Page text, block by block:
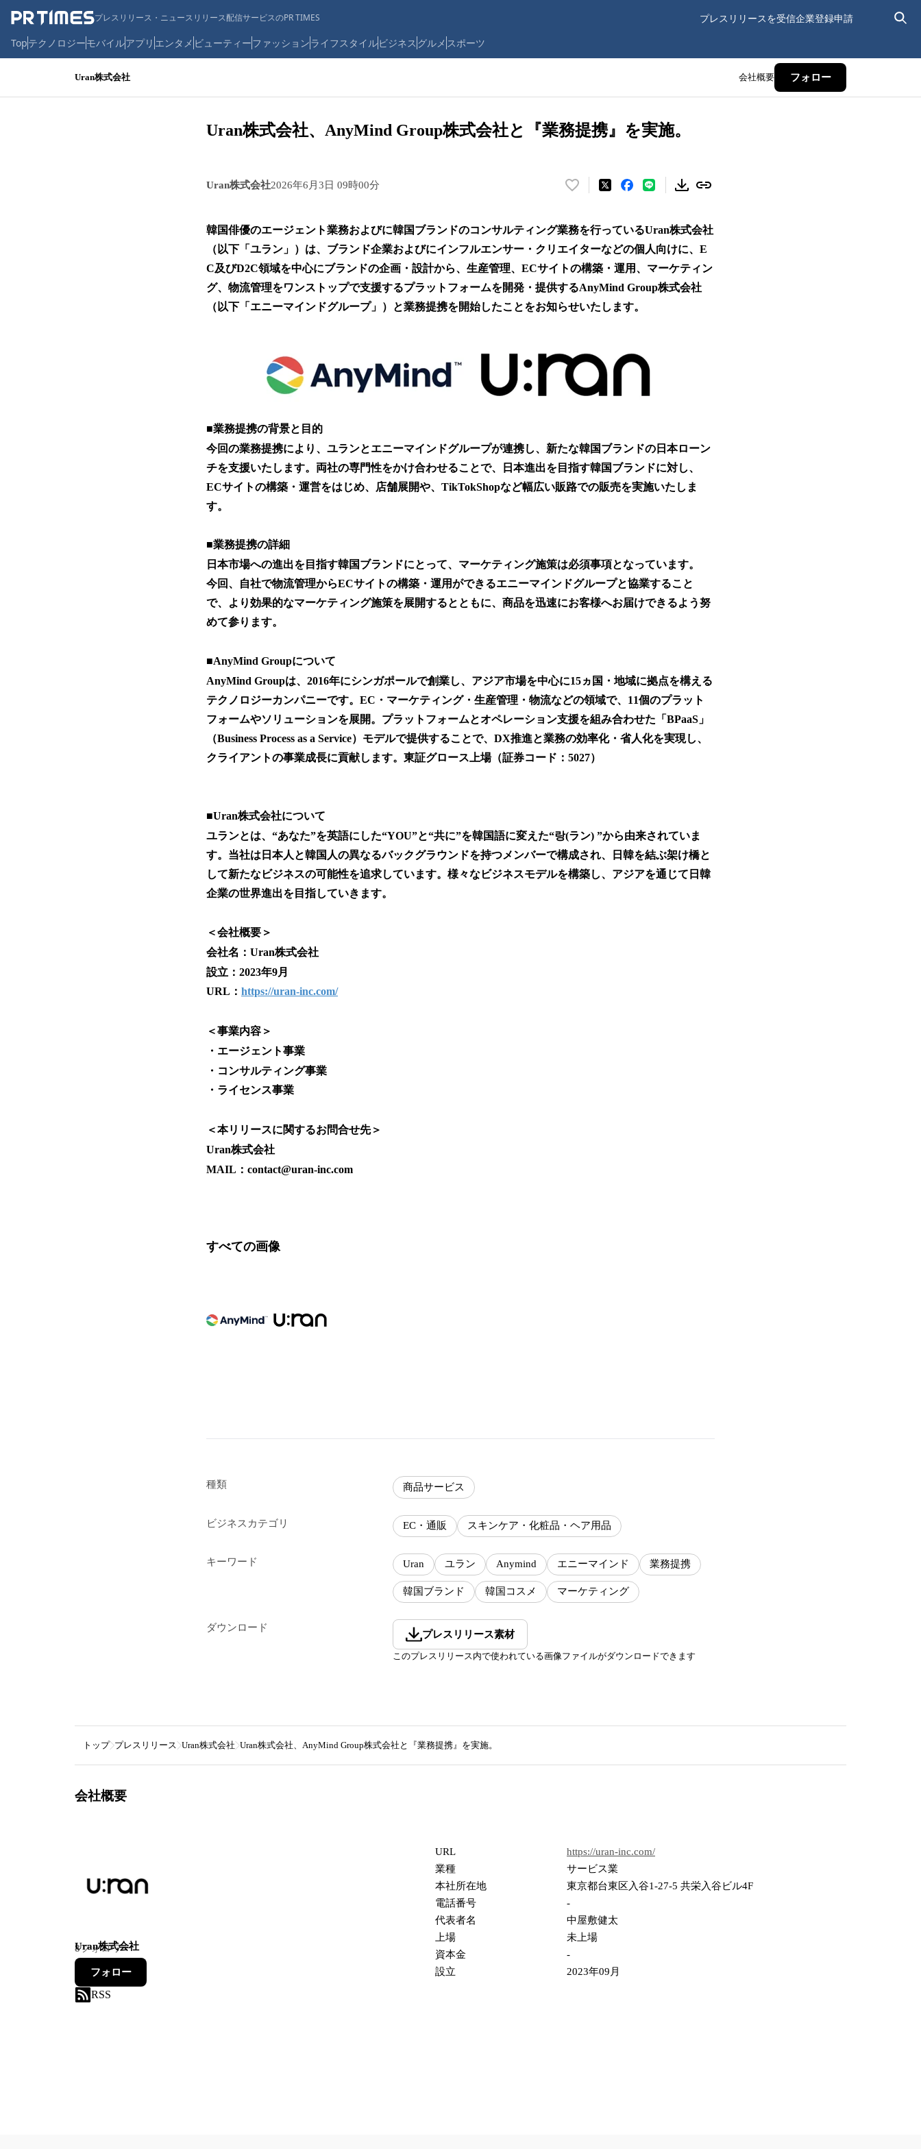
プレスリリース・ニュースリリース配信サービスのPR TIMES プレスリリースを受信企業登録申請
Topテクノロジーモバイルアプリ エンタメ ビューティーファッションライフスタイルビジネス グルメ スポーツ
Uran株式会社 会社概要 フォロー
Uran株式会社、AnyMind Group株式会社と『業務提携』を実施。
Uran株式会社2026年6月3日 09時00分
い
！
数
を
み
込
す
韓国俳優のエージェント業務およびに韓国ブランドのコンサルティング業務を行っているUran株式会社
（以下「ユラン」）は、ブランド企業およびにインフルエンサー・クリエイターなどの個人向けに、E
C及びD2C領域を中心にブランドの企画・設計から、生産管理、ECサイトの構築・運用、マーケティン
グ、物流管理をワンストップで支援するプラットフォームを開発・提供するAnyMind Group株式会社
（以下「エニーマインドグループ」）と業務提携を開始したことをお知らせいたします。
■業務提携の背景と目的
今回の業務提携により、ユランとエニーマインドグループが連携し、新たな韓国ブランドの日本ローン
チを支援いたします。両社の専門性をかけ合わせることで、日本進出を目指す韓国ブランドに対し、
ECサイトの構築・運営をはじめ、店舗展開や、TikTokShopなど幅広い販路での販売を実施いたしま
す。
■業務提携の詳細
日本市場への進出を目指す韓国ブランドにとって、マーケティング施策は必須事項となっています。
今回、自社で物流管理からECサイトの構築・運用ができるエニーマインドグループと協業すること
で、より効果的なマーケティング施策を展開するとともに、商品を迅速にお客様へお届けできるよう努
めて参ります。
■AnyMind Groupについて
AnyMind Groupは、2016年にシンガポールで創業し、アジア市場を中心に15ヵ国・地域に拠点を構える
テクノロジーカンパニーです。EC・マーケティング・生産管理・物流などの領域で、11個のプラット
フォームやソリューションを展開。プラットフォームとオペレーション支援を組み合わせた「BPaaS」
（Business Process as a Service）モデルで提供することで、DX推進と業務の効率化・省人化を実現し、
クライアントの事業成長に貢献します。東証グロース上場（証券コード：5027）
■Uran株式会社について
ユランとは、“あなた”を英語にした“YOU”と“共に”を韓国語に変えた“랑(ラン) ”から由来されていま
す。当社は日本人と韓国人の異なるバックグラウンドを持つメンバーで構成され、日韓を結ぶ架け橋と
して新たなビジネスの可能性を追求しています。様々なビジネスモデルを構築し、アジアを通じて日韓
企業の世界進出を目指していきます。
＜会社概要＞
会社名：Uran株式会社
設立：2023年9月
URL： https://uran-inc.com/
＜事業内容＞
・エージェント事業
・コンサルティング事業
・ライセンス事業
＜本リリースに関するお問合せ先＞
Uran株式会社
MAIL：contact@uran-inc.com
すべての画像
種類 商品サービス
ビジネスカテゴリ EC・通販 スキンケア・化粧品・ヘア用品
キーワード Uran ユラン Anymind エニーマインド 業務提携
韓国ブランド 韓国コスメ マーケティング
ダウンロード
プレスリリース素材
このプレスリリース内で使われている画像ファイルがダウンロードできます
トップ プレスリリース Uran株式会社 Uran株式会社、AnyMind Group株式会社と『業務提携』を実施。
会社概要
Uran株式会社
8フォロワー
フォロー
RSS
URL
https://uran-inc.com/
業種
サービス業
本社所在地
東京都台東区入谷1-27-5 共栄入谷ビル4F
電話番号
-
代表者名
中屋敷健太
上場
未上場
資本金
-
設立
2023年09月